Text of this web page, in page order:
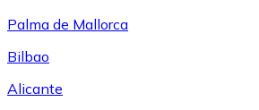
Palma de Mallorca
Bilbao
Alicante